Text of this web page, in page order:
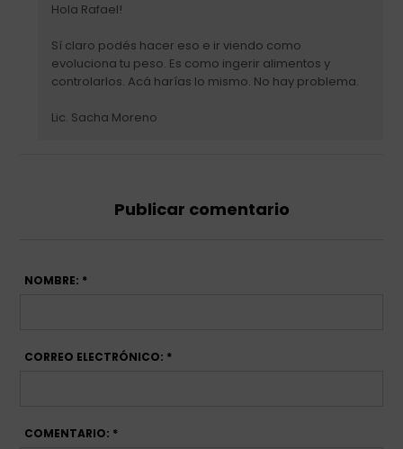
Hola Rafael!
Sí claro podés hacer eso e ir viendo como
evoluciona tu peso. Es como ingerir alimentos y
controlarlos. Acá harías lo mismo. No hay problema.
Lic. Sacha Moreno
Publicar comentario
NOMBRE: *
CORREO ELECTRÓNICO: *
COMENTARIO: *